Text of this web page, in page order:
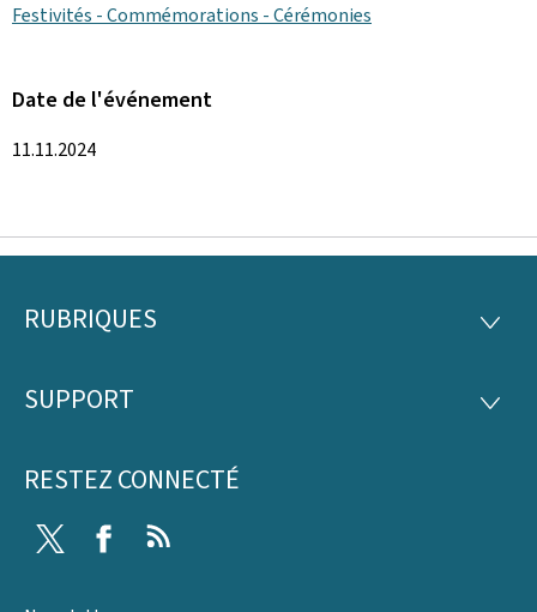
Festivités - Commémorations - Cérémonies
Date de l'événement
11.11.2024
Pied
page
RUBRIQUES
SUPPORT
RESTEZ CONNECTÉ
Twitter Facebook